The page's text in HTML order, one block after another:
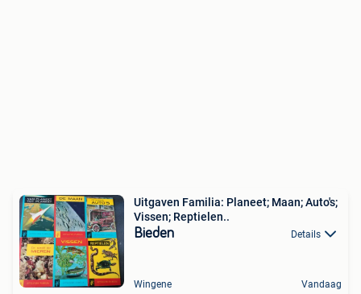
Uitgaven Familia: Planeet; Maan; Auto's;
Vissen; Reptielen..
Bieden Details
Wingene Vandaag